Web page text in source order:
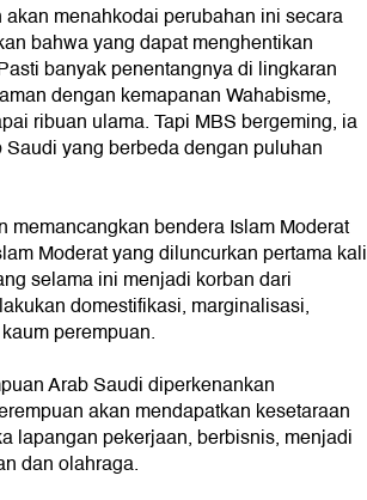
menahkodai perubahan ini secara
bahwa yang dapat menghentikan
banyak penentangnya di lingkaran
dengan kemapanan Wahabisme,
ribuan ulama. Tapi MBS bergeming, ia
yang berbeda dengan puluhan
memancangkan bendera Islam Moderat
Moderat yang diluncurkan pertama kali
selama ini menjadi korban dari
domestifikasi, marginalisasi,
perempuan.
Arab Saudi diperkenankan
akan mendapatkan kesetaraan
lapangan pekerjaan, berbisnis, menjadi
dan olahraga.